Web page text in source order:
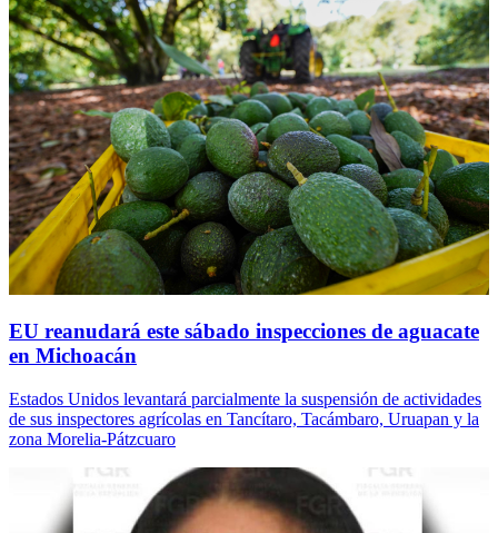
EU reanudará este sábado inspecciones de aguacate
en Michoacán
Estados Unidos levantará parcialmente la suspensión de actividades
de sus inspectores agrícolas en Tancítaro, Tacámbaro, Uruapan y la
zona Morelia-Pátzcuaro